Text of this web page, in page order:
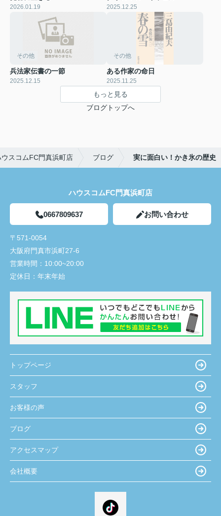
2026.01.19 2025.12.25
その他
兵法家伝書の一節
2025.12.15
その他
ある作家の命日
2025.11.25
もっと見る
ブログトップへ
スコムFC門真浜町店 ブログ 実に面白い！かき氷の歴史
ハウスコムFC門真浜町店
0667809637 お問い合わせ
〒571-0054
大阪府門真市浜町27-6
営業時間： 10:00~20:00
定休日： 年末年始
トップページ
スタッフ
お客様の声
ブログ
アクセスマップ
会社概要